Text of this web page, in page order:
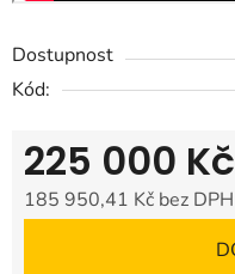
Dostupnost
Kód:
225 000 Kč
185 950,41 Kč bez DPH